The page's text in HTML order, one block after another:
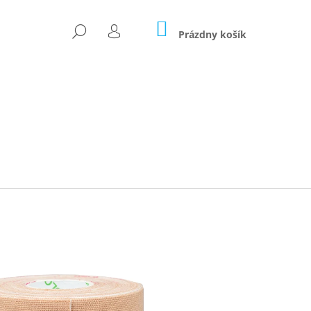
HĽADAŤ
PRIHLÁSENIE
NÁKUPNÝ
KOŠÍK
Prázdny košík